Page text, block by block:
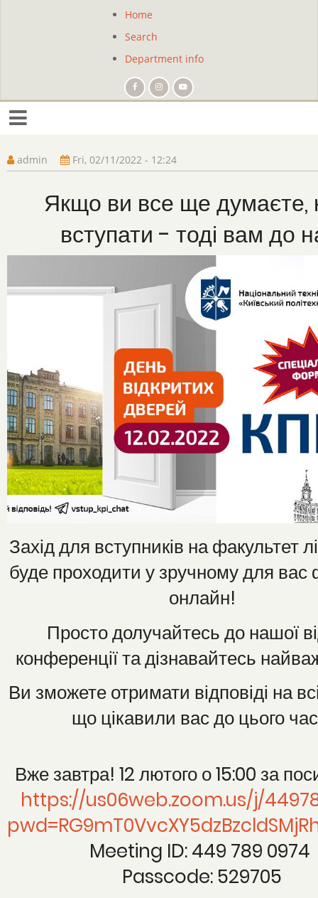
Site
navigation
Home
Search
Department info
admin Fri, 02/11/2022 - 12:24
Якщо ви все ще думаєте,
вступати - тоді вам до
Захід для вступників на факультет
буде проходити у зручному для вас
онлайн!
Просто долучайтесь до нашої
конференції та дізнавайтесь
Ви зможете отримати відповіді на
що цікавили вас до цього
Вже завтра! 12 лютого о 15:00 за
https://us06web.zoom.us/j/
Meeting ID: 449 789 0974
Passcode: 529705